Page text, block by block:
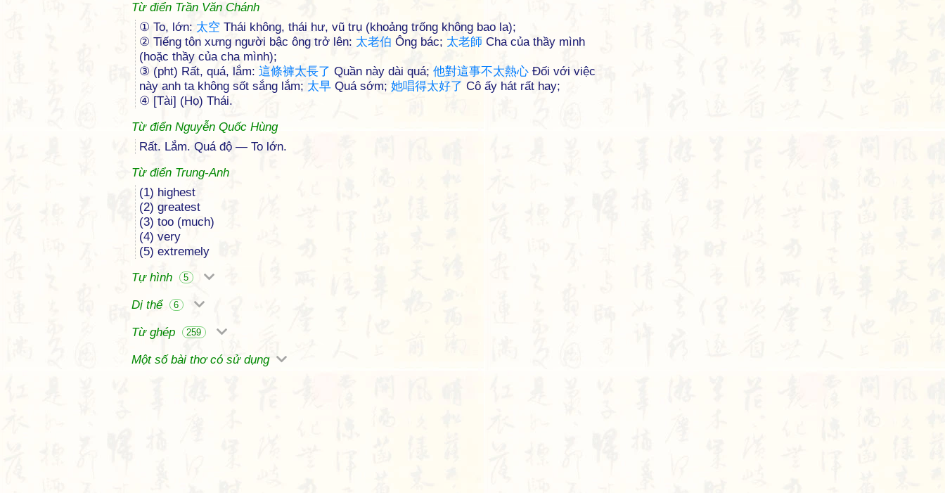
Từ điển Trần Văn Chánh
① To, lớn: 太空 Thái không, thái hư, vũ trụ (khoảng trống không bao la);
② Tiếng tôn xưng người bậc ông trở lên: 太老伯 Ông bác; 太老師 Cha của thầy mình
(hoặc thầy của cha mình);
③ (pht) Rất, quá, lắm: 這條褲太長了 Quần này dài quá; 他對這事不太熱心 Đối với việc
này anh ta không sốt sắng lắm; 太早 Quá sớm; 她唱得太好了 Cô ấy hát rất hay;
④ [Tài] (Họ) Thái.
Từ điển Nguyễn Quốc Hùng
Rất. Lắm. Quá độ — To lớn.
Từ điển Trung-Anh
(1) highest
(2) greatest
(3) too (much)
(4) very
(5) extremely
Tự hình
5
Dị thể 6
Từ ghép 259
Một số bài thơ có sử dụng